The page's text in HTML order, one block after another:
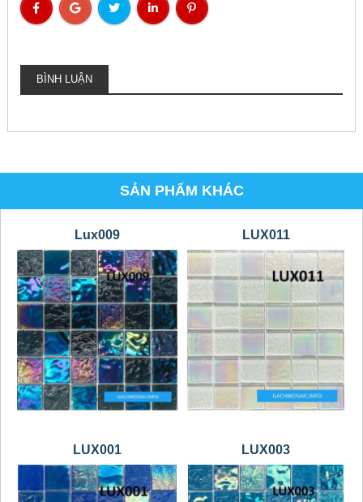
BÌNH LUẬN
SẢN PHẨM KHÁC
Lux009 LUX011
LUX001 LUX003